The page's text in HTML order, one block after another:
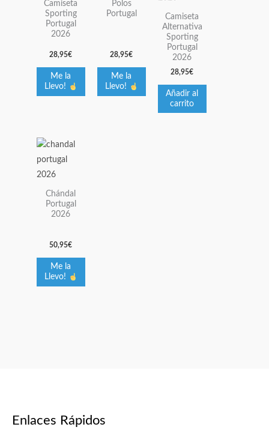
Camiseta
Sporting
Portugal
2026
28,95€
Me la
Llevo!
Las
opciones
pueden
elegir
en
producto
Polos
Portugal
28,95€
Me la
Llevo!
Las
pueden
elegir
en
Camiseta
Alternativa
Sporting
Portugal
2026
28,95€
Añadir al
carrito
Chándal
Portugal
2026
50,95€
Me la
Llevo!
Este
producto
múltiples
variantes.
Las
se
pueden
elegir
Enlaces Rápidos